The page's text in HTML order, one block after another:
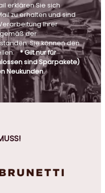
erklären Sie sich
zu erhalten und sind
Ihrer
der
Sie können den
* Gilt nur für
sind Sparpakete)
Neukunden.